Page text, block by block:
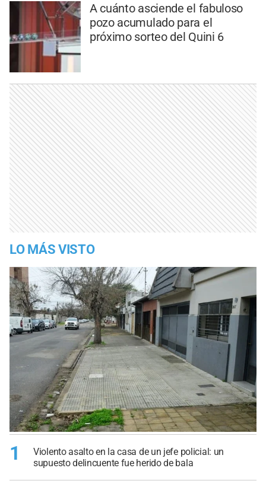
A cuánto asciende el fabuloso
pozo acumulado para el
próximo sorteo del Quini 6
LO MÁS VISTO
1
Violento asalto en la casa de un jefe policial: un
supuesto delincuente fue herido de bala